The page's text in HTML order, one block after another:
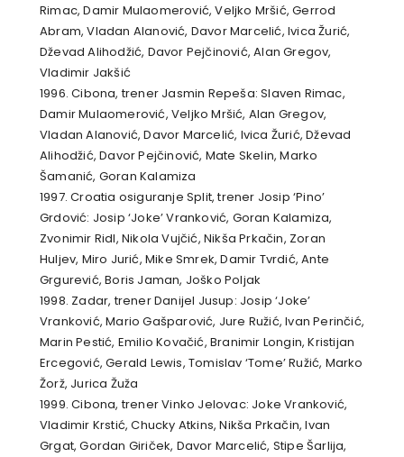
Rimac, Damir Mulaomerović, Veljko Mršić, Gerrod
Abram, Vladan Alanović, Davor Marcelić, Ivica Žurić,
Dževad Alihodžić, Davor Pejčinović, Alan Gregov,
Vladimir Jakšić
1996. Cibona, trener Jasmin Repeša: Slaven Rimac,
Damir Mulaomerović, Veljko Mršić, Alan Gregov,
Vladan Alanović, Davor Marcelić, Ivica Žurić, Dževad
Alihodžić, Davor Pejčinović, Mate Skelin, Marko
Šamanić, Goran Kalamiza
1997. Croatia osiguranje Split, trener Josip ‘Pino’
Grdović: Josip ‘Joke’ Vranković, Goran Kalamiza,
Zvonimir Ridl, Nikola Vujčić, Nikša Prkačin, Zoran
Huljev, Miro Jurić, Mike Smrek, Damir Tvrdić, Ante
Grgurević, Boris Jaman, Joško Poljak
1998. Zadar, trener Danijel Jusup: Josip ‘Joke’
Vranković, Mario Gašparović, Jure Ružić, Ivan Perinčić,
Marin Pestić, Emilio Kovačić, Branimir Longin, Kristijan
Ercegović, Gerald Lewis, Tomislav ‘Tome’ Ružić, Marko
Žorž, Jurica Žuža
1999. Cibona, trener Vinko Jelovac: Joke Vranković,
Vladimir Krstić, Chucky Atkins, Nikša Prkačin, Ivan
Grgat, Gordan Giriček, Davor Marcelić, Stipe Šarlija,